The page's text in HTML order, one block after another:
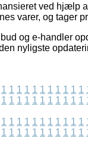
ved hjælp
varer, og tager
og e-handler
nyligste
1 1 1 1 1 1 1 1 1 1 1
1 1 1 1 1 1 1 1 1 1 1
1 1 1 1 1 1 1 1 1 1 1
1 1 1 1 1 1 1 1 1 1 1